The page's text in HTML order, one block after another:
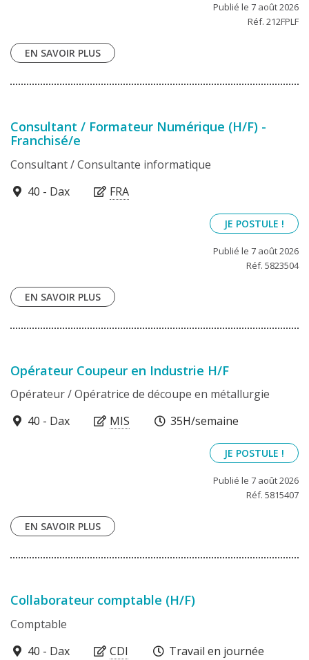
Publié le 7 août 2026
Réf. 212FPLF
EN SAVOIR PLUS
Consultant / Formateur Numérique (H/F) -
Franchisé/e
Consultant / Consultante informatique
40100
40 - Dax FRA
JE POSTULE !
Publié le 7 août 2026
Réf. 5823504
EN SAVOIR PLUS
Opérateur Coupeur en Industrie H/F
Opérateur / Opératrice de découpe en métallurgie
40100
40 - Dax MIS 35H/semaine
JE POSTULE !
Publié le 7 août 2026
Réf. 5815407
EN SAVOIR PLUS
Collaborateur comptable (H/F)
Comptable
40100
40 - Dax CDI
Travail en journée